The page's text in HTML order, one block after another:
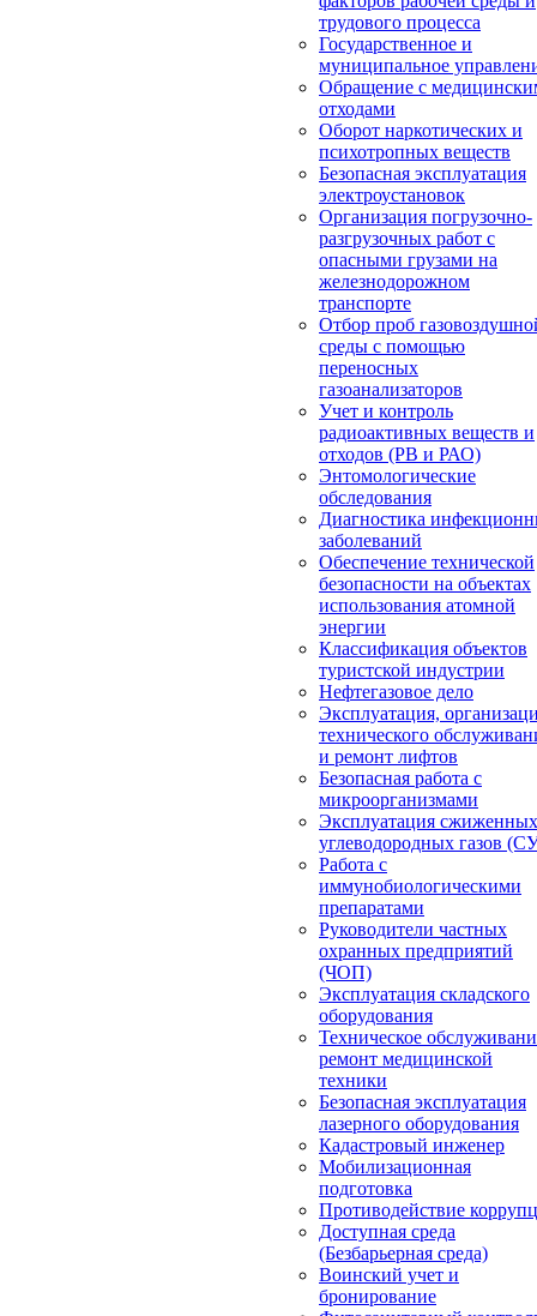
трудового процесса
Государственное и
муниципальное
Обращение с
отходами
Оборот наркотических и
психотропных веществ
Безопасная эксплуатация
электроустановок
Организация погрузочно-
разгрузочных работ с
опасными грузами на
железнодорожном
транспорте
Отбор проб
среды с помощью
переносных
газоанализаторов
Учет и контроль
радиоактивных веществ и
отходов (РВ и РАО)
Энтомологические
обследования
Диагностика
заболеваний
Обеспечение технической
безопасности на объектах
использования атомной
энергии
Классификация объектов
туристской индустрии
Нефтегазовое дело
Эксплуатация,
технического
и ремонт лифтов
Безопасная работа с
микроорганизмами
Эксплуатация сжиженных
углеводородных газов
Работа с
иммунобиологическими
препаратами
Руководители частных
охранных предприятий
(ЧОП)
Эксплуатация складского
оборудования
Техническое
ремонт медицинской
техники
Безопасная эксплуатация
лазерного оборудования
Кадастровый инженер
Мобилизационная
подготовка
Противодействие
Доступная среда
(Безбарьерная среда)
Воинский учет и
бронирование